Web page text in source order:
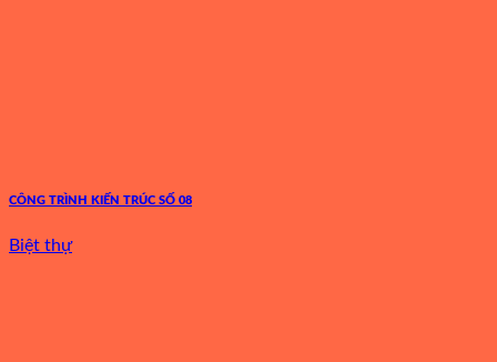
CÔNG TRÌNH KIẾN TRÚC SỐ 08
Biệt thự